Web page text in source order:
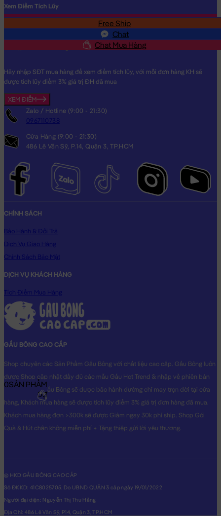
Gấu Bông Kuromi cosplay Dơi
Free Ship
Chat
Chat Mua Hàng
Xem Điểm Tích Lũy
Hãy nhập SĐT mua hàng để xem điểm tích lũy, với mỗi đơn hàng KH sẽ
được tích lũy điểm 3% giá trị ĐH đã mua
XEM ĐIỂM
Zalo / Hotline (9:00 - 21:30)
0967110738
Cửa Hàng (9:00 - 21:30)
486 Lê Văn Sỹ, P.14, Quận 3, TP.HCM
CHÍNH SÁCH
Bảo Hành & Đổi Trả
Dịch Vụ Giao Hàng
Chính Sách Bảo Mật
DỊCH VỤ KHÁCH HÀNG
Tích Điểm Mua Hàng
GẤU BÔNG CAO CẤP
Shop chuyên các Sản Phẩm Gấu Bông với chất liệu cao cấp. Gấu Bông luôn
được Shop cập nhật đầy đủ các mẫu Gấu Hot Trend & nhập về phiên bản
Original nhất. Gấu Bông sẽ được bảo hành đường chỉ may trọn đời tại cửa
hàng, Khách mua hàng sẽ được tích lũy điểm 3% giá trị đơn hàng đã mua.
Khách mua hàng đơn >300k sẽ được Giảm ngay 30k phí ship. Shop Gói
Quà & Hút chân không miễn phí + Tặng thiệp gửi lời yêu thương.
@ HKD GẤU BÔNG CAO CẤP
Số ĐKKD: 41C8025705. Do UBND QUẬN 3 cấp ngày 19/01/2022
Người đại diện: Nguyễn Thị Thu Hằng
Địa Chỉ: 486 Lê Văn Sỹ, P14, Quận 3, TP.HCM
0SẢN PHẨM
0₫